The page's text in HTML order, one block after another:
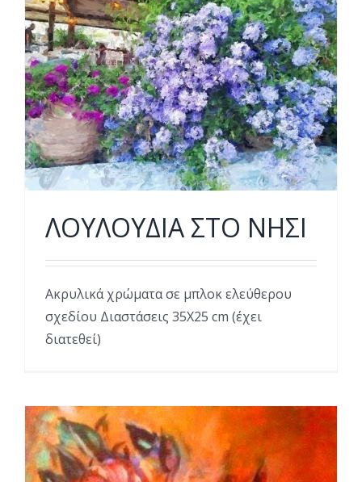
ΛΟΥΛΟΥΔΙΑ ΣΤΟ ΝΗΣΙ
Ακρυλικά χρώματα σε μπλοκ ελεύθερου
σχεδίου Διαστάσεις 35Χ25 cm (έχει
διατεθεί)